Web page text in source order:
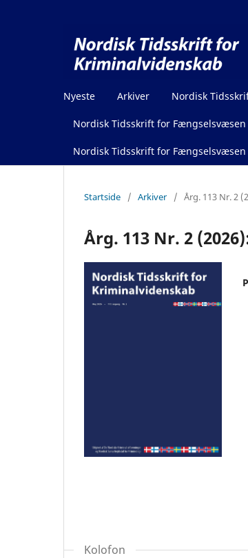
Nyeste Arkiver Nordisk
Nordisk Tidsskrift for
Nordisk Tidsskrift for
Startside / Arkiver / Årg. 113 Nr. 2
Årg. 113 Nr. 2
Kolofon